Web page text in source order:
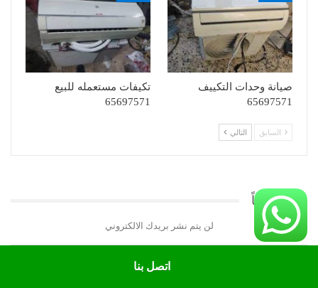
صيانة وحدات التكييف
65697571
تكيفات مستعمله للبيع
65697571
السابق التالي
اترك تعليقاً
لن يتم نشر بريدك الالكتروني
اتصل بنا